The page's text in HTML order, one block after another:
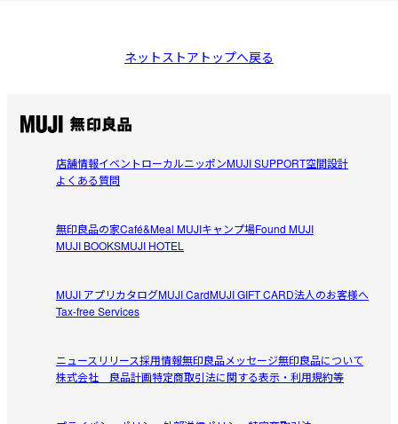
ネットストアトップへ戻る
店舗情報イベントローカルニッポンMUJI SUPPORT空間設計
よくある質問
無印良品の家Café&Meal MUJIキャンプ場Found MUJI
MUJI BOOKSMUJI HOTEL
MUJI アプリカタログMUJI CardMUJI GIFT CARD法人のお客様へ
Tax-free Services
ニュースリリース採用情報無印良品メッセージ無印良品について
株式会社 良品計画特定商取引法に関する表示・利用規約等